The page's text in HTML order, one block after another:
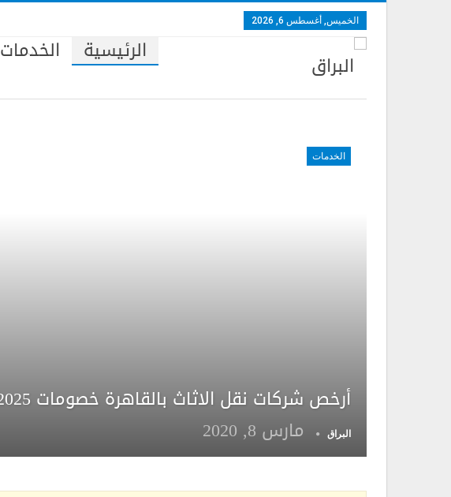
الخميس, أغسطس 6, 2026
الرئيسية الخدمات
الخدمات
أرخص شركات نقل الاثاث بالقاهرة خصومات 2025
البراق مارس 8, 2020